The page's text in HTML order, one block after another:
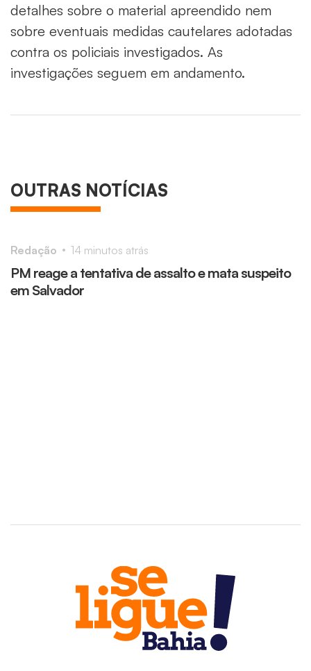
detalhes sobre o material apreendido nem
sobre eventuais medidas cautelares adotadas
contra os policiais investigados. As
investigações seguem em andamento.
OUTRAS NOTÍCIAS
PM reage a tentativa de assalto e mata suspeito
em Salvador
Redação 14 minutos atrás